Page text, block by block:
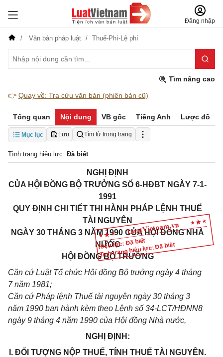
Đăng nhập
Văn bản pháp luật Thuế-Phí-Lệ phí
Tìm nâng cao
👉 Quay về: Tra cứu văn bản (phiên bản cũ)
Tổng quan Nội dung VB gốc Tiếng Anh Lược đồ
Mục lục Lưu Tìm từ trong trang
Tình trạng hiệu lực: Đã biết
Hiệu lực: Đã biết
Tình trạng hiệu lực: Đã biết
NGHỊ ĐỊNH
CỦA HỘI ĐỒNG BỘ TRƯỞNG SỐ 6-HĐBT NGÀY 7-1-
1991
QUY ĐỊNH CHI TIẾT THI HÀNH PHÁP LỆNH THUẾ
TÀI NGUYÊN
NGÀY 30 THÁNG 3 NĂM 1990 CỦA HỘI ĐỒNG NHÀ
NƯỚC
HỘI ĐỒNG BỘ TRƯỞNG
Căn cứ Luật Tổ chức Hội đồng Bộ trưởng ngày 4 tháng
7 năm 1981;
Căn cứ Pháp lệnh Thuế tài nguyên ngày 30 tháng 3
năm 1990 ban hành kèm theo Lệnh số 34-LCT/HĐNN8
ngày 9 tháng 4 năm 1990 của Hội đồng Nhà nước,
NGHỊ ĐỊNH:
I. ĐỐI TƯỢNG NỘP THUẾ, TÍNH THUẾ TÀI NGUYÊN.